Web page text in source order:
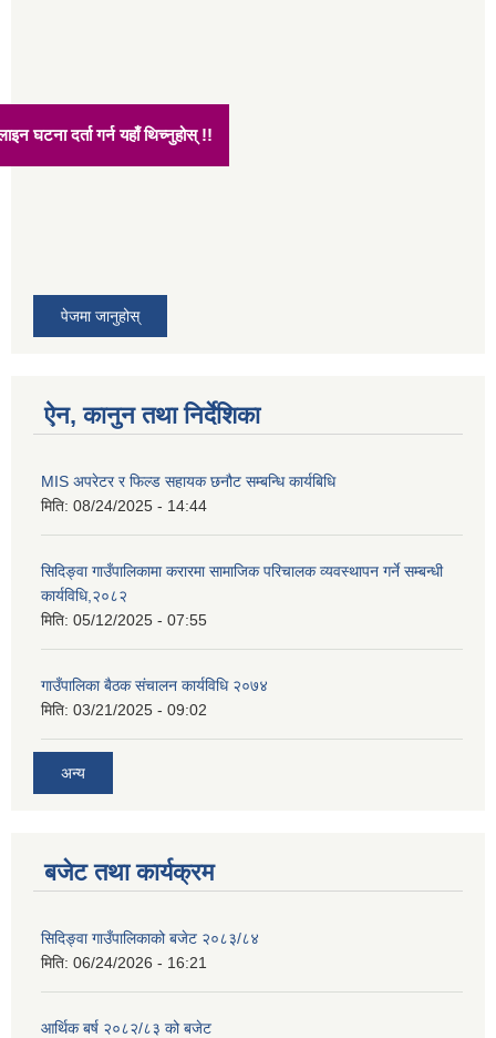
पेजमा जानुहोस्
ऐन, कानुन तथा निर्देशिका
MIS अपरेटर र फिल्ड सहायक छनौट सम्बन्धि कार्यबिधि
मिति: 08/24/2025 - 14:44
सिदिङ्वा गाउँपालिकामा करारमा सामाजिक परिचालक व्यवस्थापन गर्ने सम्बन्धी
कार्यविधि,२०८२
मिति: 05/12/2025 - 07:55
गाउँपालिका बैठक संचालन कार्यविधि २०७४
मिति: 03/21/2025 - 09:02
अन्य
बजेट तथा कार्यक्रम
सिदिङ्वा गाउँपालिकाको बजेट २०८३/८४
मिति: 06/24/2026 - 16:21
आर्थिक बर्ष २०८२/८३ को बजेट
अनलाइन घटना दर्ता गर्न यहाँ थिच्नुहोस् !!